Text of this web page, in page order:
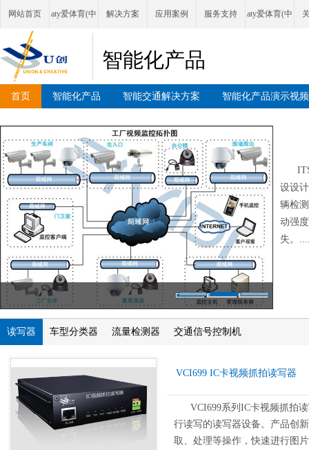
网站首页 aty爱体育(中
网站
解决方案 应用案例 服务支持 aty爱体育(中
智能化产品
首页 智能化产品 智能交通解决方案 智能化产品演示视频
设设
辆检
动强
失。
读写器 车型分类器 流量检测器 交通信号控制机
VCI699 IC卡视频抓拍读写器
VCI699系列 IC卡视频抓拍
行读写的读写器设备。产品创
取、处理等操作，快速进行图